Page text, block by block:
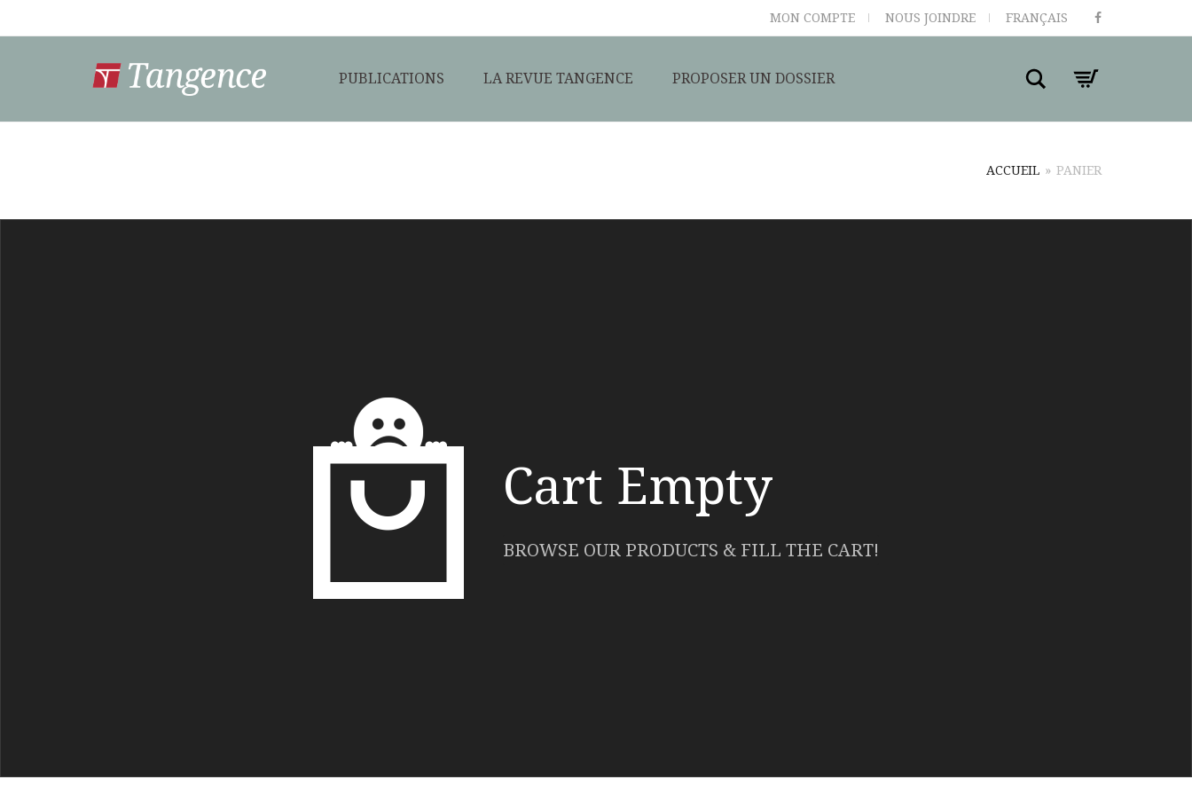
MON COMPTE NOUS JOINDRE FRANÇAIS
PUBLICATIONS LA REVUE TANGENCE PROPOSER UN DOSSIER Search
ACCUEIL » PANIER
Cart Empty
BROWSE OUR PRODUCTS & FILL THE CART!